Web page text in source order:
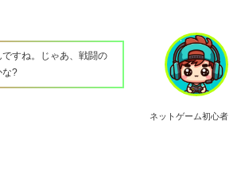
ネットゲーム初心者
すね。じゃあ、戦闘の
な?